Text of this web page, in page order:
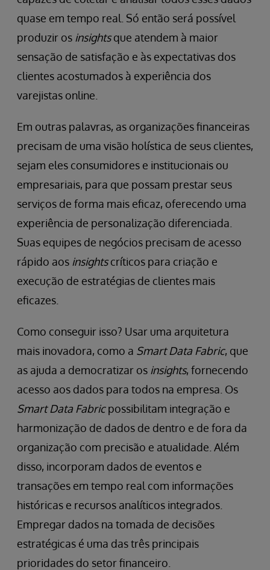
quase em tempo real. Só então será possível
produzir os insightsque atendem à maior
sensação de satisfação e às expectativas dos
clientes acostumados à experiência dos
varejistas online.
Em outras palavras, as organizações financeiras
precisam de uma visão holística de seus clientes,
sejam eles consumidores e institucionais ou
empresariais, para que possam prestar seus
serviços de forma mais eficaz, oferecendo uma
experiência de personalização diferenciada.
Suas equipes de negócios precisam de acesso
rápido aos insightscríticos para criação e
execução de estratégias de clientes mais
eficazes.
Como conseguir isso? Usar uma arquitetura
mais inovadora, como a Smart Data Fabric, que
as ajuda a democratizar os insights, fornecendo
acesso aos dados para todos na empresa. Os
Smart Data Fabricpossibilitam integração e
harmonização de dados de dentro e de fora da
organização com precisão e atualidade. Além
disso, incorporam dados de eventos e
transações em tempo real com informações
históricas e recursos analíticos integrados.
Empregar dados na tomada de decisões
estratégicas é uma das três principais
prioridades do setor financeiro.